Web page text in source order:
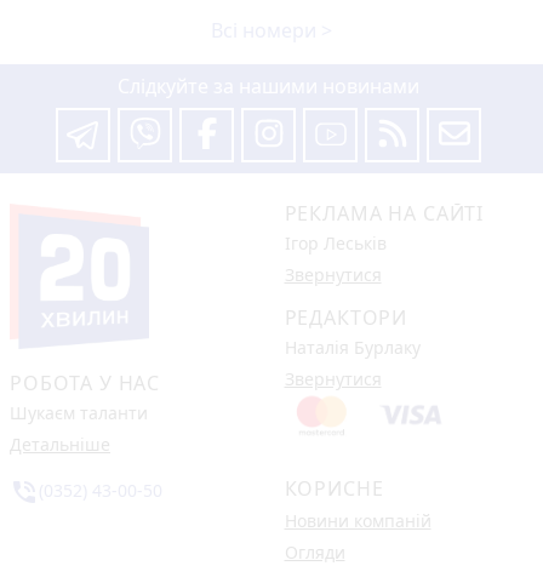
РОБОТА У НАС
Шукаєм таланти
Детальніше
РЕКЛАМА НА САЙТІ
Ігор Леськів
Звернутися
РЕДАКТОРИ
Наталія Бурлаку
Звернутися
КОРИСНЕ
Новини компаній
Огляди